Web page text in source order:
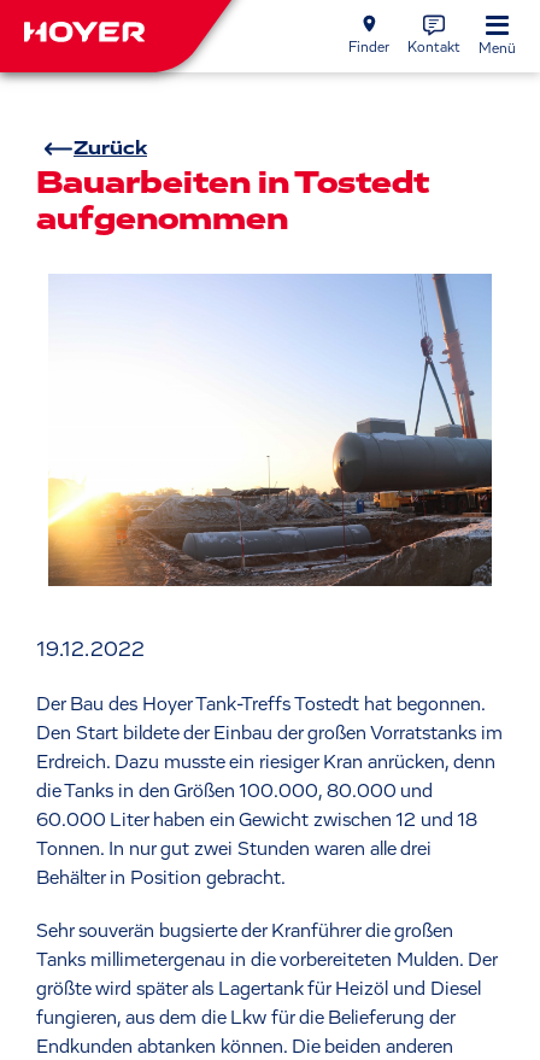
Finder Kontakt Menü
Zurück
Bauarbeiten in Tostedt
aufgenommen
19.12.2022
Der Bau des Hoyer Tank-Treffs Tostedt hat begonnen.
Den Start bildete der Einbau der großen Vorratstanks im
Erdreich. Dazu musste ein riesiger Kran anrücken, denn
die Tanks in den Größen 100.000, 80.000 und
60.000 Liter haben ein Gewicht zwischen 12 und 18
Tonnen. In nur gut zwei Stunden waren alle drei
Behälter in Position gebracht.
Sehr souverän bugsierte der Kranführer die großen
Tanks millimetergenau in die vorbereiteten Mulden. Der
größte wird später als Lagertank für Heizöl und Diesel
fungieren, aus dem die Lkw für die Belieferung der
Endkunden abtanken können. Die beiden anderen